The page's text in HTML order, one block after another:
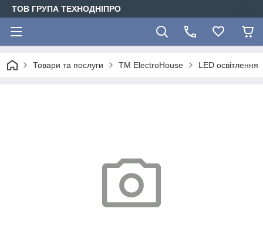
ТОВ ГРУПА ТЕХНОДНІПРО
Товари та послуги ТМ ElectroHouse LED освітлення